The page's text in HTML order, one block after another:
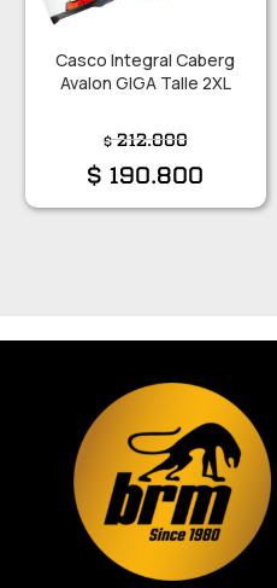
Casco Integral Caberg
Avalon GIGA Talle 2XL
$212.000
$ 190.800